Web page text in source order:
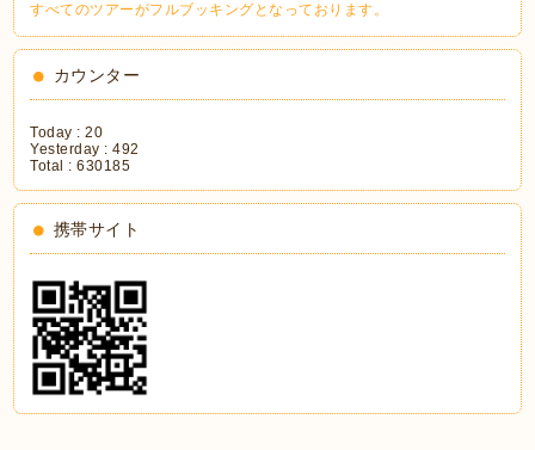
すべてのツアーがフルブッキングとなっております。
カウンター
Today :20
Yesterday :492
Total :630185
携帯サイト